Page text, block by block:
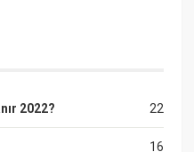
22
2022?
16